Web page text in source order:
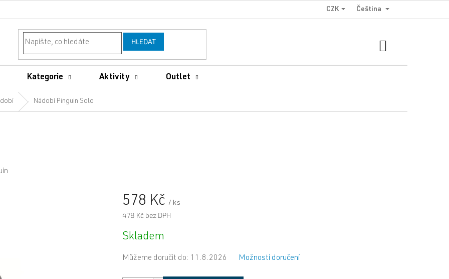
CZK Čeština
HLEDAT
Kategorie Aktivity Outlet
Nádobí Pinguin Solo
578 Kč / ks
478 Kč bez DPH
Měrná
Skladem
Můžeme doručit do: 11.8.2026 Možnosti doručení